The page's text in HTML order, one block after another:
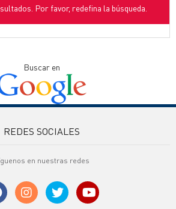
Por favor, redefina la búsqueda.
Buscar en
REDES SOCIALES
en nuestras redes